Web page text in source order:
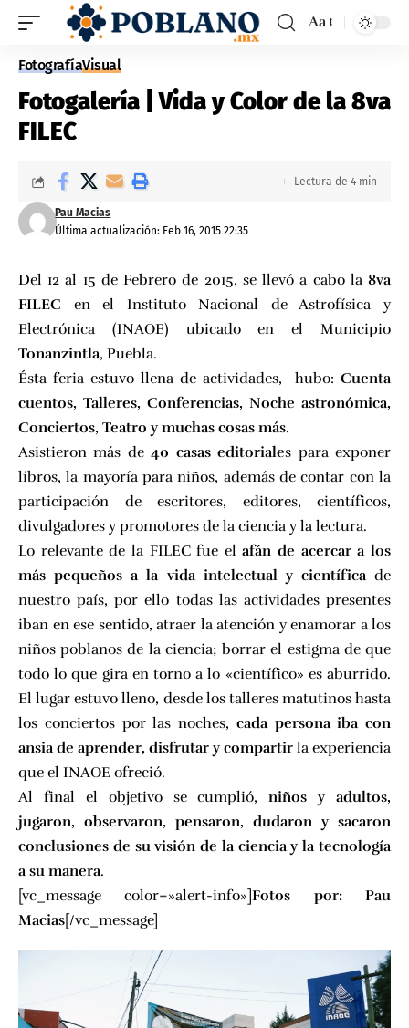
Aa
FotografíaVisual
Fotogalería | Vida y Color de la 8va
FILEC
Última actualización: Feb 16, 2015 22:35
Pau Macias
Lectura de 4 min
Del 12 al 15 de Febrero de 2015, se llevó a cabo la8va
FILEC en el Instituto Nacional de Astrofísica y
Electrónica (INAOE) ubicado en el Municipio
Tonanzintla, Puebla.
Ésta feria estuvo llena de actividades, hubo: Cuenta
cuentos, Talleres, Conferencias, Noche astronómica,
Conciertos, Teatro y muchas cosas más.
Asistieron más de40 casas editoriales para exponer
libros, la mayoría para niños, además de contar con la
participación de escritores, editores, científicos,
divulgadores y promotores de la ciencia y la lectura.
Lo relevante de la FILEC fue elafán de acercar a los
más pequeños a la vida intelectual y científicade
nuestro país, por ello todas las actividades presentes
iban en ese sentido, atraer la atención y enamorar a los
niños poblanos de la ciencia; borrar el estigma de que
todo lo que gira en torno a lo «científico» es aburrido.
El lugar estuvo lleno, desde los talleres matutinos hasta
los conciertos por las noches, cada persona iba con
ansia de aprender, disfrutar y compartir la experiencia
que el INAOE ofreció.
Al final el objetivo se cumplió,niños y adultos,
jugaron, observaron, pensaron, dudaron y sacaron
conclusiones de su visión de la ciencia y la tecnología
a su manera.
[vc_message color=»alert-info»]Fotos por:Pau
Macias[/vc_message]